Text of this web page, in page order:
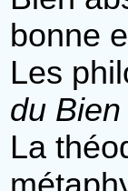
bonne
Les
du
La